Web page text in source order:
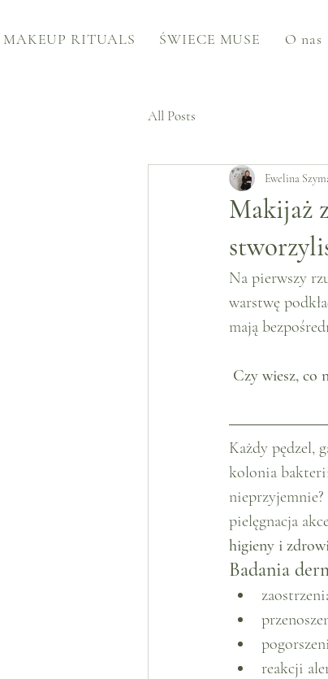
MAKEUP RITUALS ŚWIECE MUSE O nas
All Posts
Makijaż
Ewelina
Na pierwszy
warstwę
mają
Czy wiesz, co
Każdy pędzel,
kolonia
pielęgnacja
higieny i
Badania
reakcji